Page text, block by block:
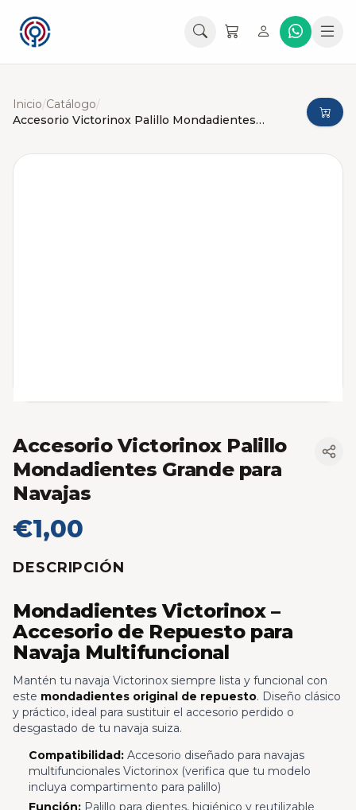
Inicio/Catálogo/
Accesorio Victorinox Palillo Mondadientes Grande para Navajas
Accesorio Victorinox Palillo
Mondadientes Grande para
Navajas
€1,00
DESCRIPCIÓN
Mondadientes Victorinox –
Accesorio de Repuesto para
Navaja Multifuncional
Mantén tu navaja Victorinox siempre lista y funcional con
este mondadientes original de repuesto. Diseño clásico
y práctico, ideal para sustituir el accesorio perdido o
desgastado de tu navaja suiza.
Compatibilidad:Accesorio diseñado para navajas
multifuncionales Victorinox (verifica que tu modelo
incluya compartimento para palillo)
Función:Palillo para dientes, higiénico y reutilizable